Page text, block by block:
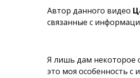
Автор данного видео
связанные с
Я лишь дам некоторое
это моя особенность с